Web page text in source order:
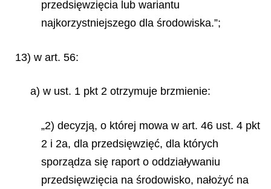
przedsięwzięcia lub wariantu
najkorzystniejszego dla środowiska.”;
13) w art. 56:
a) w ust. 1 pkt 2 otrzymuje brzmienie:
„2) decyzją, o której mowa w art. 46 ust. 4 pkt
2 i 2a, dla przedsięwzięć, dla których
sporządza się raport o oddziaływaniu
przedsięwzięcia na środowisko, nałożyć na